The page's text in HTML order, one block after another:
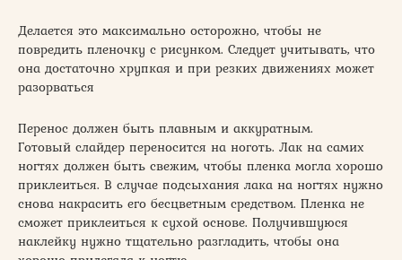
Делается это максимально осторожно, чтобы не
повредить пленочку с рисунком. Следует учитывать, что
она достаточно хрупкая и при резких движениях может
разорваться
Перенос должен быть плавным и аккуратным.
Готовый слайдер переносится на ноготь. Лак на самих
ногтях должен быть свежим, чтобы пленка могла хорошо
приклеиться. В случае подсыхания лака на ногтях нужно
снова накрасить его бесцветным средством. Пленка не
сможет приклеиться к сухой основе. Получившуюся
наклейку нужно тщательно разгладить, чтобы она